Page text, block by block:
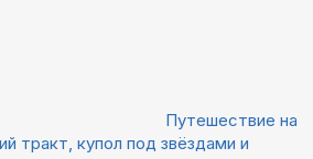
Путешествие на
тракт, купол под звёздами и